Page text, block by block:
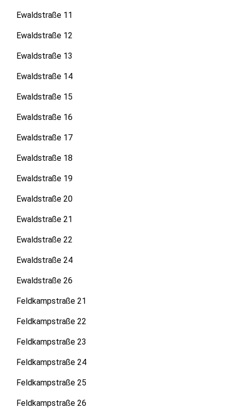
Ewaldstraße 11
Ewaldstraße 12
Ewaldstraße 13
Ewaldstraße 14
Ewaldstraße 15
Ewaldstraße 16
Ewaldstraße 17
Ewaldstraße 18
Ewaldstraße 19
Ewaldstraße 20
Ewaldstraße 21
Ewaldstraße 22
Ewaldstraße 24
Ewaldstraße 26
Feldkampstraße 21
Feldkampstraße 22
Feldkampstraße 23
Feldkampstraße 24
Feldkampstraße 25
Feldkampstraße 26